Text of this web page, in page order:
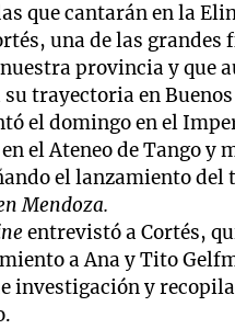
que cantarán en la
una de las grandes
provincia y que
trayectoria en
el domingo en el
el Ateneo de Tango y
el lanzamiento del
Mendoza.
entrevistó a Cortés,
a Ana y Tito
investigación y